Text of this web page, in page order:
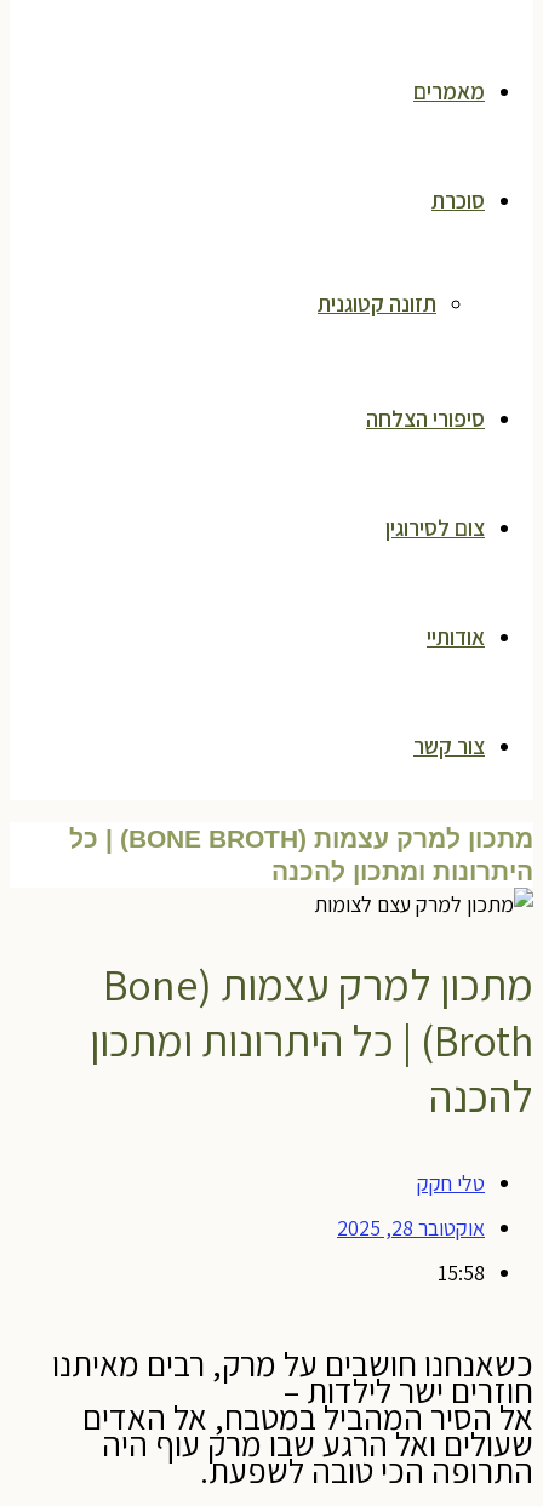
מאמרים
סוכרת
תזונה קטוגנית
סיפורי הצלחה
צום לסירוגין
אודותיי
צור קשר
מתכון למרק עצמות (BONE BROTH) | כל
היתרונות ומתכון להכנה
מתכון למרק עצמות (Bone
Broth) | כל היתרונות ומתכון
להכנה
טלי חקק
אוקטובר 28, 2025
15:58
כשאנחנו חושבים על מרק, רבים מאיתנו
חוזרים ישר לילדות –
אל הסיר המהביל במטבח, אל האדים
שעולים ואל הרגע שבו מרק עוף היה
התרופה הכי טובה לשפעת.